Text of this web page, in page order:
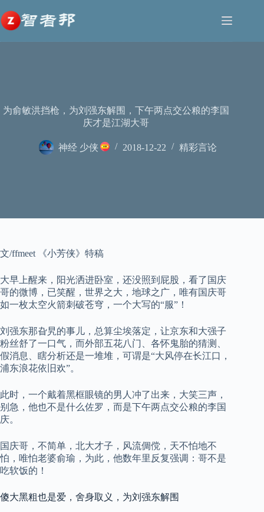
至
内
容
为俞敏洪挡枪，为刘强东解围，下午两点交公粮的李国
庆才是江湖大哥
神经 少侠 2018-12-22 精彩言论
文/ffmeet 《小芳侠》特稿
大早上醒来，阳光洒进卧室，还没照到屁股，看了国庆
哥的微博，已笑醒，世界之大，地球之广，唯有国庆哥
如一枚太空火箭刺破苍穹，一个大写的“服”！
刘强东那旮旯的事儿，总算尘埃落定，让京东和大强子
粉丝舒了一口气，而外部五花八门、各怀鬼胎的猜测、
假消息、瞎分析还是一堆堆，可谓是“大风停在长江口，
浦东浪花依旧欢”。
此时，一个戴着黑框眼镜的男人冲了出来，大笑三声，
别急，他也不是什么佐罗，而是下午两点交公粮的李国
庆。
国庆哥，不简单，北大才子，风流倜傥，天不怕地不
怕，唯怕老婆俞瑜，为此，他数年里反复强调：哥不是
吃软饭的！
傻大黑粗也是爱，舍身取义，为刘强东解围